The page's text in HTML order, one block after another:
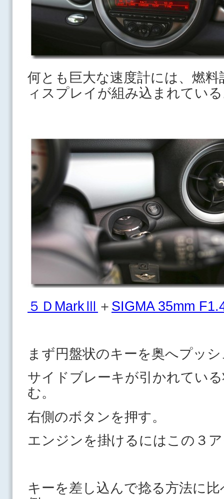
何とも巨大な速度計には、燃
ィスプレイが組み込まれてい
５ＤMarkⅢ ＋ SIGMA 35mm
まず円盤状のキーを奥へプッ
サイドブレーキが引かれてい
む。
右側のボタンを押す。
エンジンを掛けるにはこの３
キーを差し込んで捻る方法に